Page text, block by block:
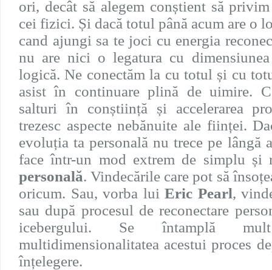
ori, decât să alegem conștient să
cei fizici. Și dacă totul până acum are o
cand ajungi sa te joci cu energia
nu are nici o legatura cu
logică. Ne conectăm la cu totul și cu
asist în continuare plină de uimire.
salturi în conștiință și accelerarea
trezesc aspecte nebănuite ale ființei.
evoluția ta personală nu trece pe lângă
face într-un mod extrem de simplu
personală. Vindecările care pot să
oricum. Sau, vorba lui Eric Pearl,
sau după procesul de reconectare
icebergului. Se întamplă
multidimensionalitatea acestui proces
înțelegere.